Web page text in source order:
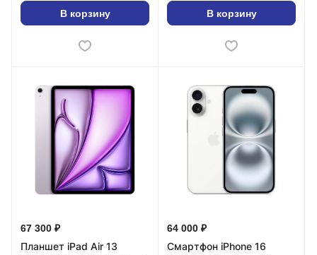
В корзину В корзину
67 300 ₽
Планшет iPad Air 13
64 000 ₽
Смартфон iPhone 16